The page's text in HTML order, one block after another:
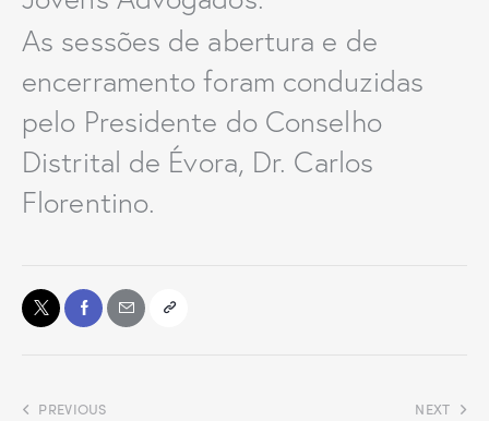
As sessões de abertura e de
encerramento foram conduzidas
pelo Presidente do Conselho
Distrital de Évora, Dr. Carlos
Florentino.
PREVIOUS NEXT